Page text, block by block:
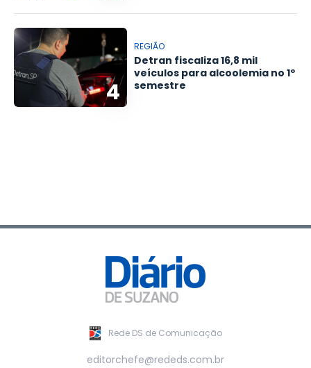
4
REGIÃO
Detran fiscaliza 16,8 mil
veículos para alcoolemia no 1º
semestre
Rede DS de Comunicação
editorchefe@rededs.com.br